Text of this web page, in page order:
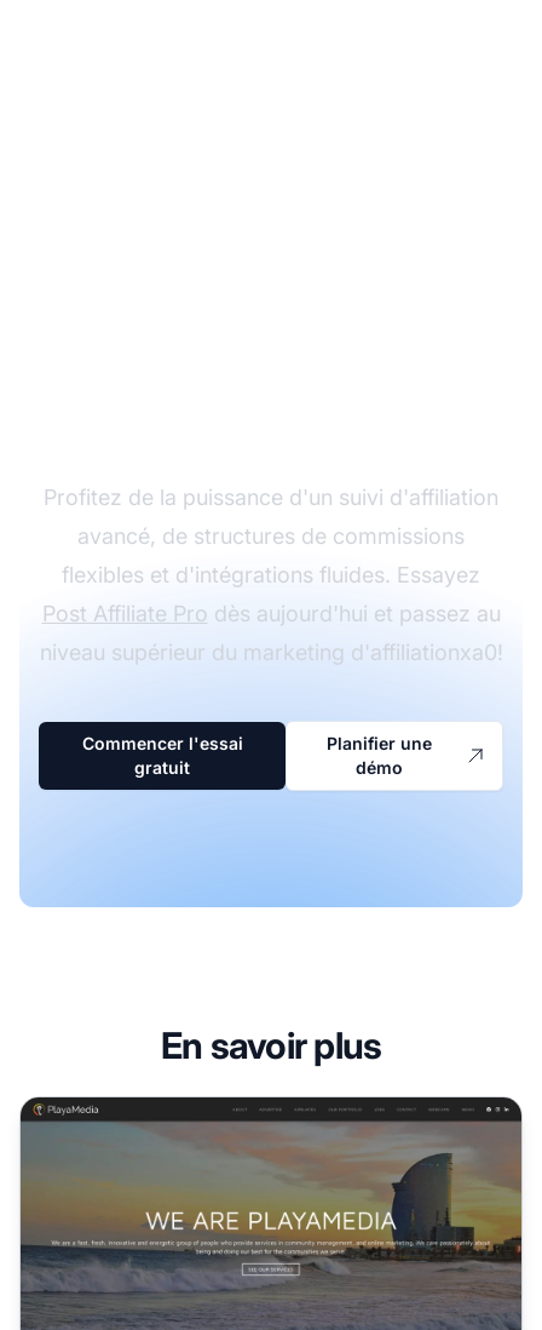
Profitez de la puissance d'un suivi d'affiliation
avancé, de structures de commissions
flexibles et d'intégrations fluides. Essayez
Post Affiliate Pro dès aujourd'hui et passez au
niveau supérieur du marketing d'affiliationxa0!
Commencer l'essai
gratuit
Planifier une
démo
En savoir plus
Programme d'affiliation Playamedia